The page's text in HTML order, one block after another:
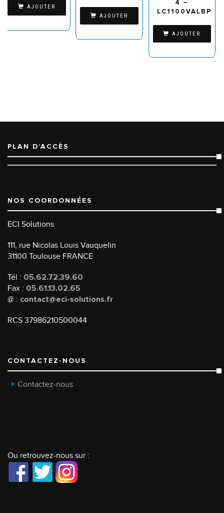
AJOUTER
AJOUTER
4 –
LC1100VALBP
AJOUTER
PLAN D’ACCÈS
NOS COORDONNÉES
ECI Solutions
111, rue Nicolas Louis Vauquelin
31100 Toulouse FRANCE
Tél : 05.62.72.39.60
Fax : 05.61.13.02.65
@ : contact@eci-solutions.fr
RCS 37986210500044
CONTACTEZ-NOUS
Contactez-nous
Ou retrouvez-nous sur :